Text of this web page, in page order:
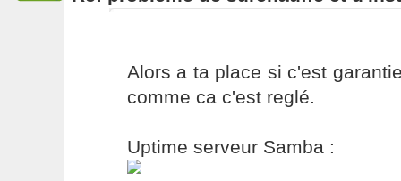
Alors a ta place si c'est
comme ca c'est reglé.
Uptime serveur Samba :